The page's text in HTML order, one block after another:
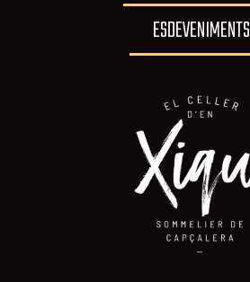
ESDEVENIMENTS